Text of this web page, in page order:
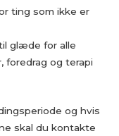
ting som ikke er
glæde for alle
foredrag og terapi
og hvis
skal du kontakte